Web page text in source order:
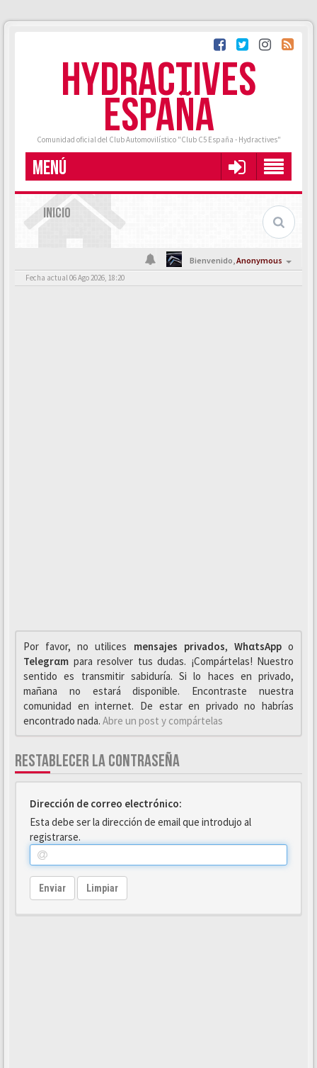
HYDRACTIVES
ESPAÑA
Comunidad oficial del Club Automovilístico "Club C5 España - Hydractives"
MENÚ
INICIO
Bienvenido,Anonymous
Fecha actual 06 Ago 2026, 18:20
Por favor, no utilices mensajes privados, WhαtsAppo
Telegrαm para resolver tus dudas. ¡Compártelas! Nuestro
sentido es transmitir sabiduría. Si lo haces en privado,
mañana no estará disponible. Encontraste nuestra
comunidad en internet. De estar en privado no habrías
encontrado nada. Abre un post y compártelas
RESTABLECER LA CONTRASEÑA
Dirección de correo electrónico:
Esta debe ser la dirección de email que introdujo al
registrarse.
Enviar Limpiar